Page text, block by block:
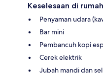
Keselesaan di rumah
Penyaman udara
Bar mini
Pembancuh kopi
Cerek elektrik
Jubah mandi dan